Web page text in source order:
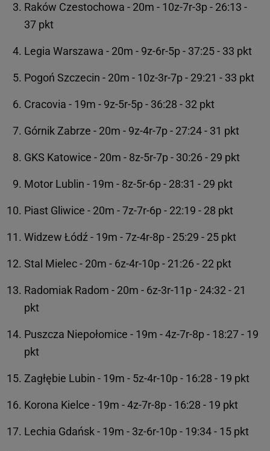
Raków Czestochowa - 20m - 10z-7r-3p - 26:13 -
37 pkt
Legia Warszawa - 20m - 9z-6r-5p - 37:25 - 33 pkt
Pogoń Szczecin - 20m - 10z-3r-7p - 29:21 - 33 pkt
Cracovia - 19m - 9z-5r-5p - 36:28 - 32 pkt
Górnik Zabrze - 20m - 9z-4r-7p - 27:24 - 31 pkt
GKS Katowice - 20m - 8z-5r-7p - 30:26 - 29 pkt
Motor Lublin - 19m - 8z-5r-6p - 28:31 - 29 pkt
Piast Gliwice - 20m - 7z-7r-6p - 22:19 - 28 pkt
Widzew Łódź - 19m - 7z-4r-8p - 25:29 - 25 pkt
Stal Mielec - 20m - 6z-4r-10p - 21:26 - 22 pkt
Radomiak Radom - 20m - 6z-3r-11p - 24:32 - 21
pkt
Puszcza Niepołomice - 19m - 4z-7r-8p - 18:27 - 19
pkt
Zagłębie Lubin - 19m - 5z-4r-10p - 16:28 - 19 pkt
Korona Kielce - 19m - 4z-7r-8p - 16:28 - 19 pkt
Lechia Gdańsk - 19m - 3z-6r-10p - 19:34 - 15 pkt